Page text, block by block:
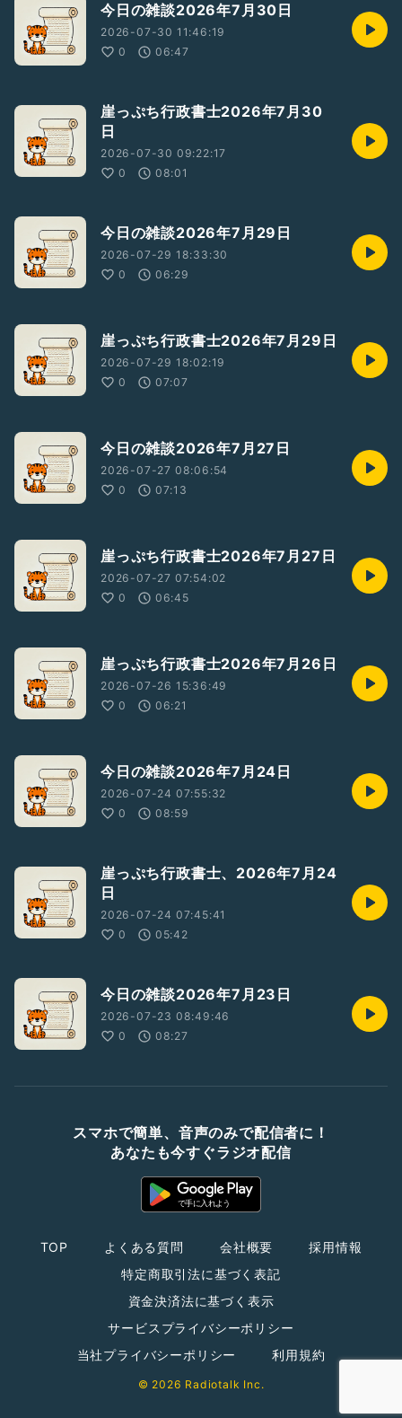
今日の雑談2026年7月30日
2026-07-30 11:46:19
0
06:47
崖っぷち行政書士2026年7月30
日
2026-07-30 09:22:17
0
08:01
今日の雑談2026年7月29日
2026-07-29 18:33:30
0
06:29
崖っぷち行政書士2026年7月29日
2026-07-29 18:02:19
0
07:07
今日の雑談2026年7月27日
2026-07-27 08:06:54
0
07:13
崖っぷち行政書士2026年7月27日
2026-07-27 07:54:02
0
06:45
崖っぷち行政書士2026年7月26日
2026-07-26 15:36:49
0
06:21
今日の雑談2026年7月24日
2026-07-24 07:55:32
0
08:59
崖っぷち行政書士、2026年7月24
日
2026-07-24 07:45:41
0
05:42
今日の雑談2026年7月23日
2026-07-23 08:49:46
0
08:27
スマホで簡単、音声のみで配信者に！
あなたも今すぐラジオ配信
TOP よくある質問 会社概要
採用情報
特定商取引法に基づく表記
資金決済法に基づく表示
サービスプライバシーポリシー
当社プライバシーポリシー
利用規約
© 2026 Radiotalk Inc.